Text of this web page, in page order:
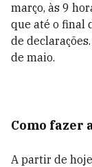
março, às 9
que até o final
de
de maio.
Como fazer
A partir de